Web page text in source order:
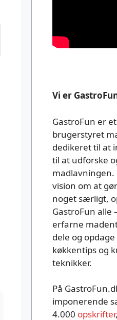
Vi er
GastroFun er
brugerstyret
dedikeret til at
til at udforske
madlavningen.
vision om at
noget særligt,
GastroFun alle
erfarne
dele og
køkkentips og
teknikker.
På
imponerende
4.000 opskrifter